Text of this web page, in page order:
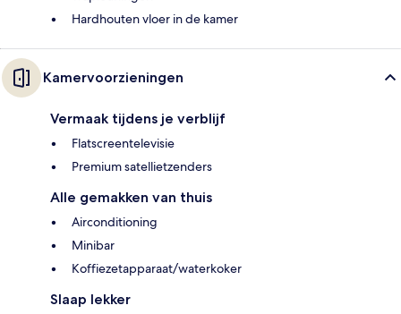
Hardhouten vloer in de kamer
Kamervoorzieningen
Vermaak tijdens je verblijf
Flatscreentelevisie
Premium satellietzenders
Alle gemakken van thuis
Airconditioning
Minibar
Koffiezetapparaat/waterkoker
Slaap lekker